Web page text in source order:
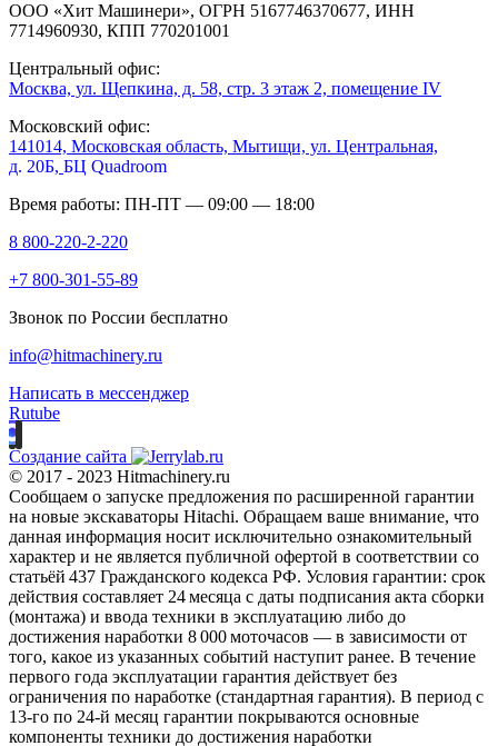
ООО «Хит Машинери», ОГРН 5167746370677, ИНН
7714960930, КПП 770201001
Центральный офис:
Москва, ул. Щепкина, д. 58, стр. 3 этаж 2, помещение IV
Московский офис:
141014, Московская область, Мытищи, ул. Центральная,
д. 20Б, БЦ Quadroom
Время работы: ПН-ПТ — 09:00 — 18:00
8 800-220-2-220
+7 800-301-55-89
Звонок по России бесплатно
info@hitmachinery.ru
Написать в мессенджер
Rutube
Создание сайта
© 2017 - 2023 Hitmachinery.ru
Сообщаем о запуске предложения по расширенной гарантии
на новые экскаваторы Hitachi. Обращаем ваше внимание, что
данная информация носит исключительно ознакомительный
характер и не является публичной офертой в соответствии со
статьёй 437 Гражданского кодекса РФ. Условия гарантии: срок
действия составляет 24 месяца с даты подписания акта сборки
(монтажа) и ввода техники в эксплуатацию либо до
достижения наработки 8 000 моточасов — в зависимости от
того, какое из указанных событий наступит ранее. В течение
первого года эксплуатации гарантия действует без
ограничения по наработке (стандартная гарантия). В период с
13‑го по 24‑й месяц гарантии покрываются основные
компоненты техники до достижения наработки